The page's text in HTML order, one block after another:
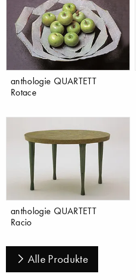
anthologie QUARTETT
Rotace
anthologie QUARTETT
Racio
Alle Produkte